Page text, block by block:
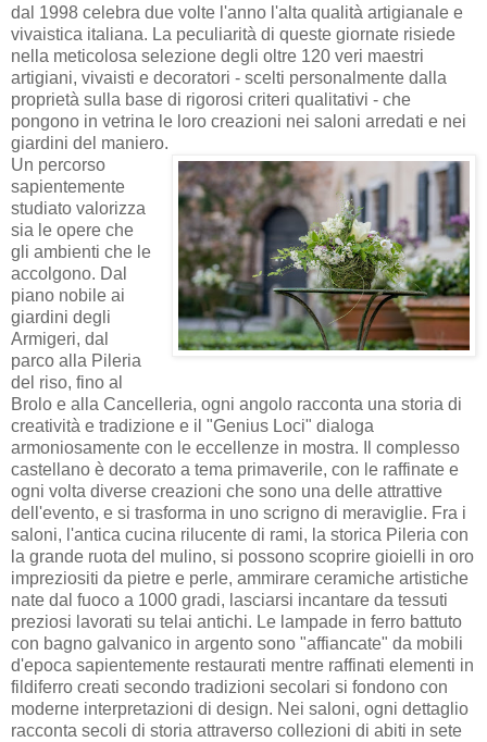
dal 1998 celebra due volte l'anno l'alta qualità artigianale e
vivaistica italiana. La peculiarità di queste giornate risiede
nella meticolosa selezione degli oltre 120 veri maestri
artigiani, vivaisti e decoratori - scelti personalmente dalla
proprietà sulla base di rigorosi criteri qualitativi - che
pongono in vetrina le loro creazioni nei saloni arredati e nei
giardini del maniero.
Un percorso
sapientemente
studiato valorizza
sia le opere che
gli ambienti che le
accolgono. Dal
piano nobile ai
giardini degli
Armigeri, dal
parco alla Pileria
del riso, fino al
Brolo e alla Cancelleria, ogni angolo racconta una storia di
creatività e tradizione e il "Genius Loci" dialoga
armoniosamente con le eccellenze in mostra. Il complesso
castellano è decorato a tema primaverile, con le raffinate e
ogni volta diverse creazioni che sono una delle attrattive
dell'evento, e si trasforma in uno scrigno di meraviglie. Fra i
saloni, l'antica cucina rilucente di rami, la storica Pileria con
la grande ruota del mulino, si possono scoprire gioielli in oro
impreziositi da pietre e perle, ammirare ceramiche artistiche
nate dal fuoco a 1000 gradi, lasciarsi incantare da tessuti
preziosi lavorati su telai antichi. Le lampade in ferro battuto
con bagno galvanico in argento sono "affiancate" da mobili
d'epoca sapientemente restaurati mentre raffinati elementi in
fildiferro creati secondo tradizioni secolari si fondono con
moderne interpretazioni di design. Nei saloni, ogni dettaglio
racconta secoli di storia attraverso collezioni di abiti in sete